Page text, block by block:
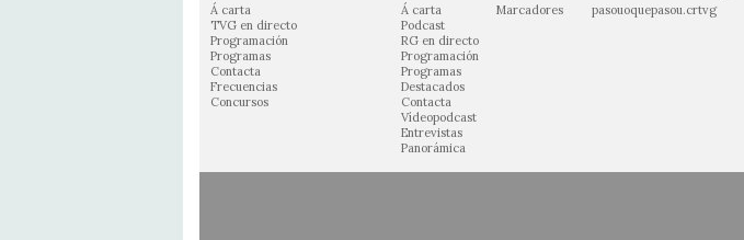
Á carta
TVG en directo
Programación
Programas
Contacta
Frecuencias
Concursos
Á carta
Podcast
RG en directo
Programación
Programas
Destacados
Contacta
Vídeopodcast
Entrevistas
Panorámica
Marcadores
pasouoquepasou.crtvg